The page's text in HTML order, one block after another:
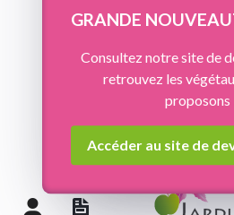
GRANDE
Consultez notre site de
retrouvez les
proposons
Accéder au site de
Panneau de gestion des cookies